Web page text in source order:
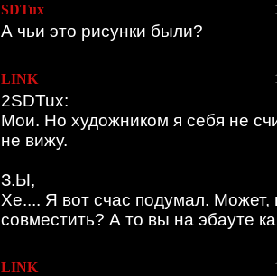
SDTux
А чьи это рисунки были?
LINK
2SDTux:
Мои. Но художником я себя не
не вижу.
З.Ы,
Хе.... Я вот счас подумал. Может,
совместить? А то вы на эбауте
LINK